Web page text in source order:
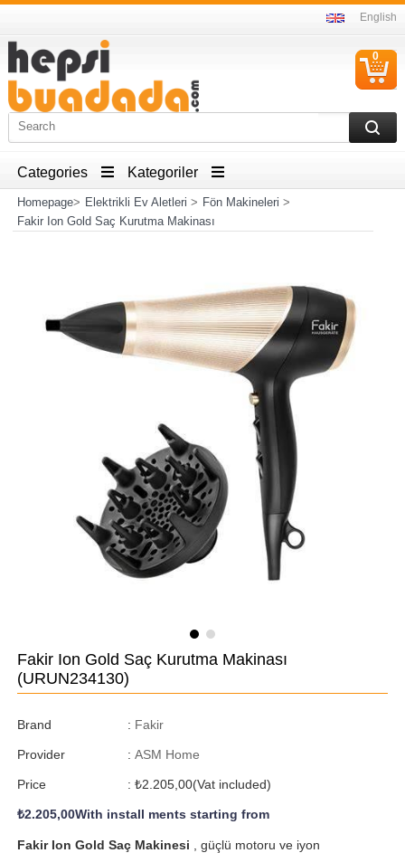
English
0
Categories Kategoriler
Homepage> Elektrikli Ev Aletleri > Fön Makineleri >
Fakir Ion Gold Saç Kurutma Makinası
Fakir Ion Gold Saç Kurutma Makinası
(URUN234130)
Brand : Fakir
Provider : ASM Home
Price : ₺2.205,00(Vat included)
₺2.205,00With install ments starting from
Fakir Ion Gold Saç Makinesi , güçlü motoru ve iyon